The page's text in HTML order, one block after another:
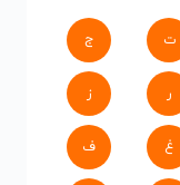
ت ج
ر ز
غ ف